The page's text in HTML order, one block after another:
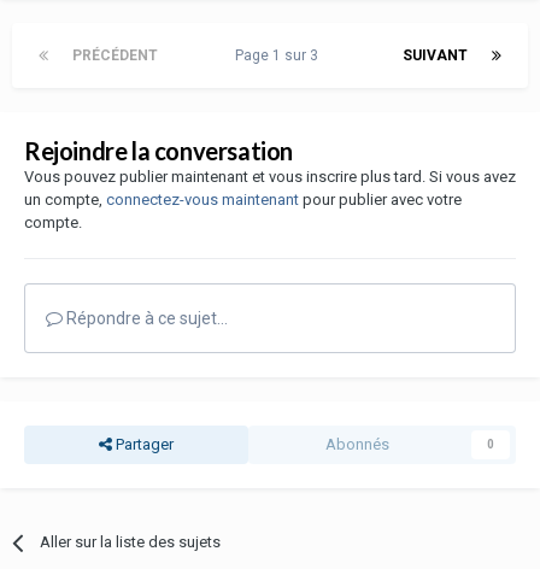
PRÉCÉDENT SUIVANT
Page 1 sur 3
Rejoindre la conversation
Vous pouvez publier maintenant et vous inscrire plus tard. Si vous avez
un compte, connectez-vous maintenant pour publier avec votre
compte.
Répondre à ce sujet…
Partager Abonnés 0
Aller sur la liste des sujets